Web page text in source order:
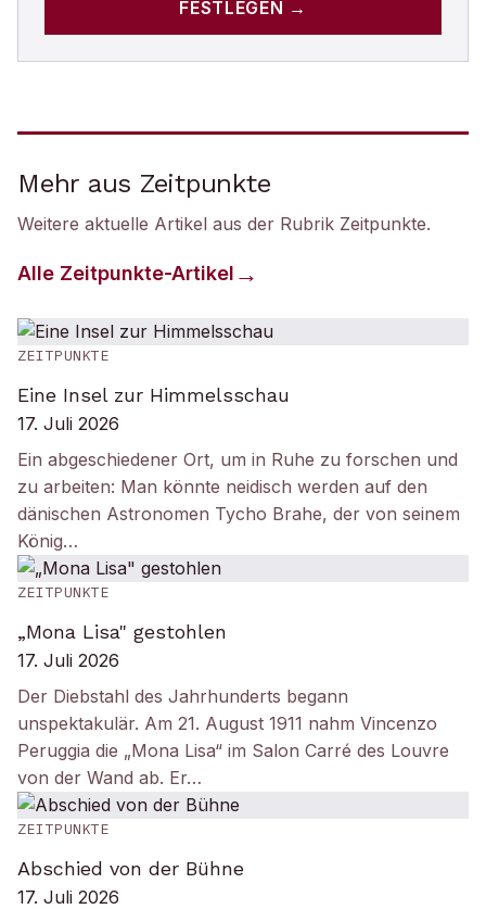
FESTLEGEN →
Mehr aus Zeitpunkte
Weitere aktuelle Artikel aus der Rubrik Zeitpunkte.
Alle Zeitpunkte-Artikel
ZEITPUNKTE
Eine Insel zur Himmelsschau
17. Juli 2026
Ein abgeschiedener Ort, um in Ruhe zu forschen und
zu arbeiten: Man könnte neidisch werden auf den
dänischen Astronomen Tycho Brahe, der von seinem
König…
ZEITPUNKTE
„Mona Lisa" gestohlen
17. Juli 2026
Der Diebstahl des Jahrhunderts begann
unspektakulär. Am 21. August 1911 nahm Vincenzo
Peruggia die „Mona Lisa“ im Salon Carré des Louvre
von der Wand ab. Er…
ZEITPUNKTE
Abschied von der Bühne
17. Juli 2026